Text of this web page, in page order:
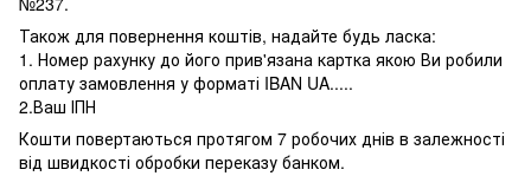
Також для повернення коштів, надайте будь ласка:
1. Номер рахунку до його прив'язана картка якою Ви робили
оплату замовлення у форматі IBAN UA.....
2.Ваш ІПН
Кошти повертаються протягом 7 робочих днів в залежності
від швидкості обробки переказу банком.